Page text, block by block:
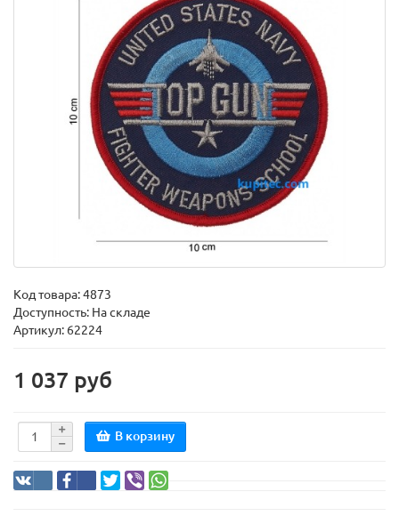
Код товара:4873
Доступность: На складе
Артикул: 62224
1 037 руб
В корзину